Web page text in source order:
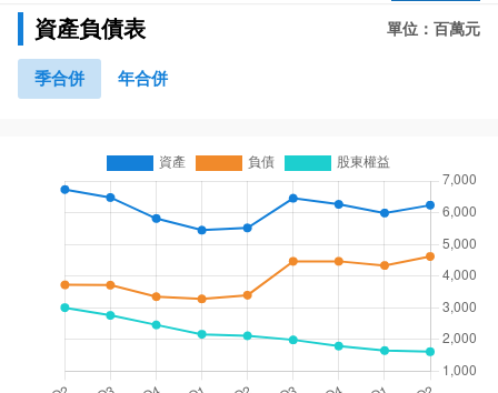
資產負債表 單位：百萬元
季合併 年合併